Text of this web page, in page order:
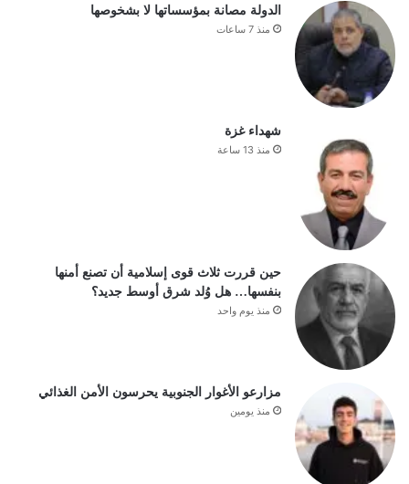
الدولة مصانة بمؤسساتها لا بشخوصها
منذ 7 ساعات
شهداء غزة
منذ 13 ساعة
حين قررت ثلاث قوى إسلامية أن تصنع أمنها
بنفسها… هل وُلد شرق أوسط جديد؟
منذ يوم واحد
مزارعو الأغوار الجنوبية يحرسون الأمن الغذائي
منذ يومين